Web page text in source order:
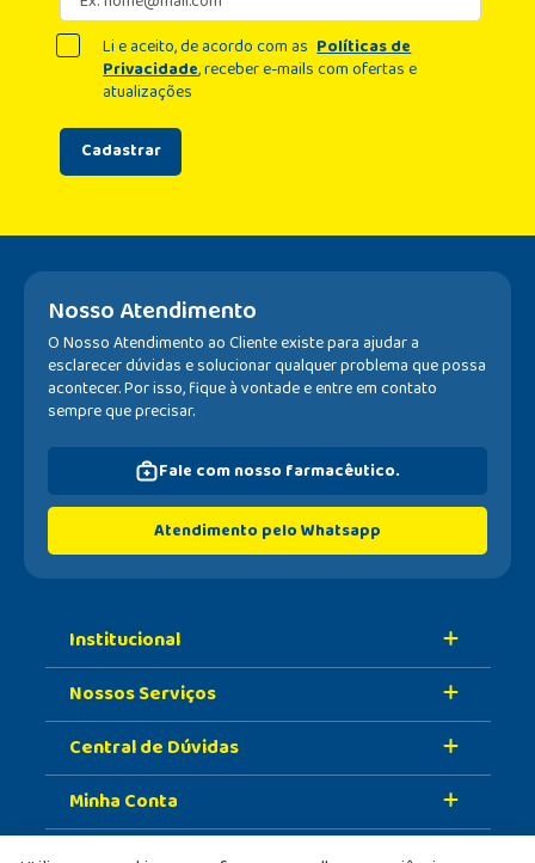
Cadastrar
Li e aceito, de acordo com as Políticas de
Privacidade, receber e-mails com ofertas e
atualizações
Nosso Atendimento
O Nosso Atendimento ao Cliente existe para ajudar a
esclarecer dúvidas e solucionar qualquer problema que possa
acontecer. Por isso, fique à vontade e entre em contato
sempre que precisar.
Fale com nosso farmacêutico.
Atendimento pelo Whatsapp
Institucional
Sobre A Nossa Drogaria
Nossa História
Nossas Lojas
Trabalhe Conosco
Nossos Serviços
Retire Na Loja
Vacinas
Central de Dúvidas
Formas de Pagamento
Prazo de Entrega
Minha Conta